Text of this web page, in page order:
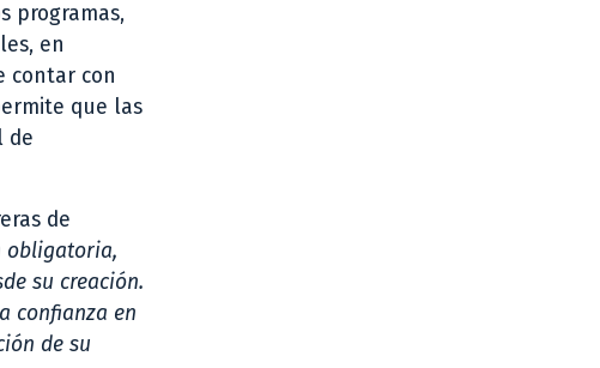
programas,
en
contar con
que las
de
de
obligatoria,
su creación.
confianza en
de su